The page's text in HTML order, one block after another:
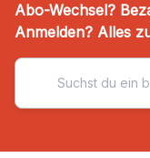
Abo-Wechsel?
Anmelden? Alles